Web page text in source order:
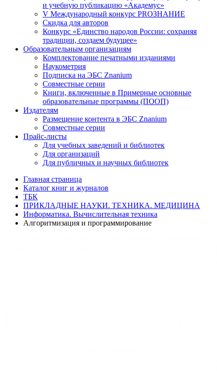
и учебную публикацию «Академус»
V Международный конкурс PROЗНАНИЕ
Скидка для авторов
Конкурс «Единство народов России: сохраняя
традиции, создаем будущее»
Образовательным организациям
Комплектование печатными изданиями
Наукометрия
Подписка на ЭБС Znanium
Совместные серии
Книги, включенные в Примерные основные
образовательные программы (ПООП)
Издателям
Размещение контента в ЭБС Znanium
Совместные серии
Прайс-листы
Для учебных заведений и библиотек
Для организаций
Для публичных и научных библиотек
Главная страница
Каталог книг и журналов
ТБК
ПРИКЛАДНЫЕ НАУКИ. ТЕХНИКА. МЕДИЦИНА
Информатика. Вычислительная техника
Алгоритмизация и программирование